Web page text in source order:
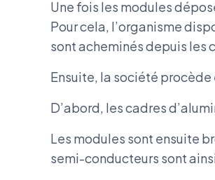
Une fois les modules
Pour cela, l’organisme
sont acheminés depuis les
Ensuite, la société
D’abord, les cadres
Les modules sont ensuite
semi-conducteurs sont